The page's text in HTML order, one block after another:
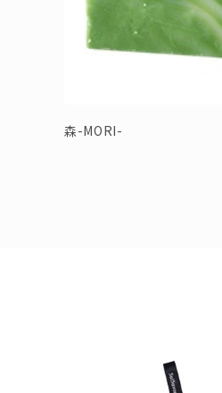
森-MORI-